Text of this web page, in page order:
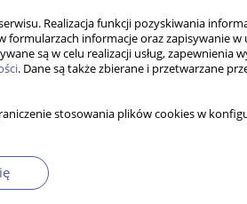
Realizacja funkcji pozyskiwania
informacje oraz zapisywanie
są w celu realizacji usług, zapewnienia
. Dane są także zbierane i przetwarzane
stosowania plików cookies w